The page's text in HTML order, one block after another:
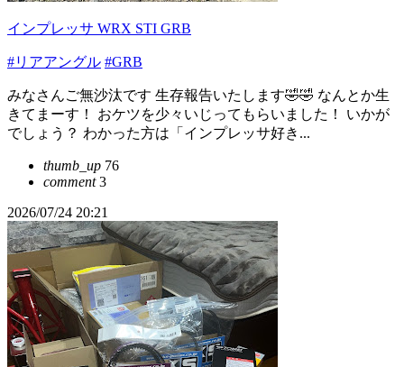
インプレッサ WRX STI GRB
#リアアングル #GRB
みなさんご無沙汰です 生存報告いたします🤣🤣 なんとか生
きてまーす！ おケツを少々いじってもらいました！ いかが
でしょう？ わかった方は「インプレッサ好き...
thumb_up 76
comment3
2026/07/24 20:21